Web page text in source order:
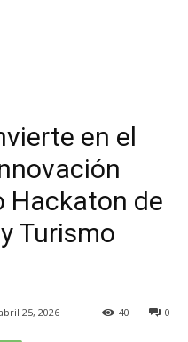
en el
Hackaton de
Turismo
25, 2026 0
40